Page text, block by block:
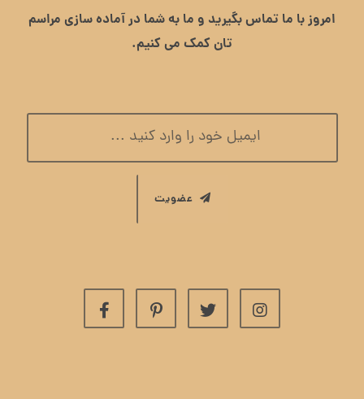
امروز با ما تماس بگیرید و ما به شما در آماده سازی مراسم
تان کمک می کنیم.
عضویت